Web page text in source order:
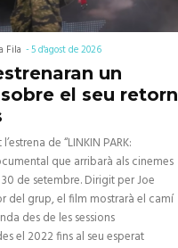
Fila -5 d'agost de 2026
un
el seu retorn
de “LINKIN PARK:
que arribarà als cinemes
de setembre. Dirigit per Joe
del grup, el film mostrarà el camí
des de les sessions
el 2022 fins al seu esperat